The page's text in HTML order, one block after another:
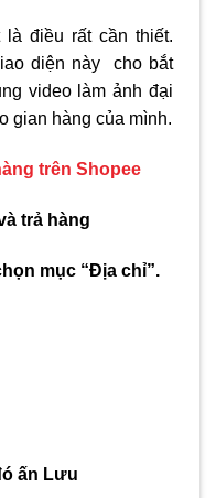
là điều rất cần thiết.
diện này cho bắt
video làm ảnh đại
gian hàng của mình.
trên Shopee
trả hàng
mục “Địa chỉ”.
ấn Lưu